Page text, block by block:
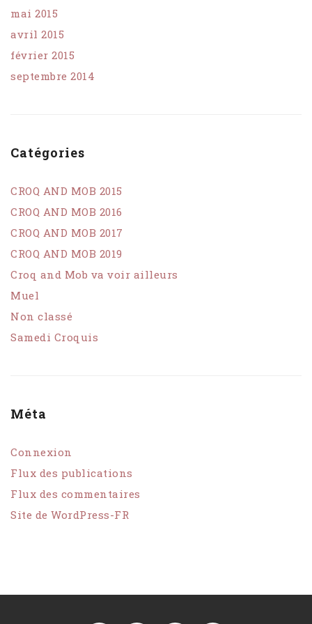
mai 2015
avril 2015
février 2015
septembre 2014
Catégories
CROQ AND MOB 2015
CROQ AND MOB 2016
CROQ AND MOB 2017
CROQ AND MOB 2019
Croq and Mob va voir ailleurs
Muel
Non classé
Samedi Croquis
Méta
Connexion
Flux des publications
Flux des commentaires
Site de WordPress-FR